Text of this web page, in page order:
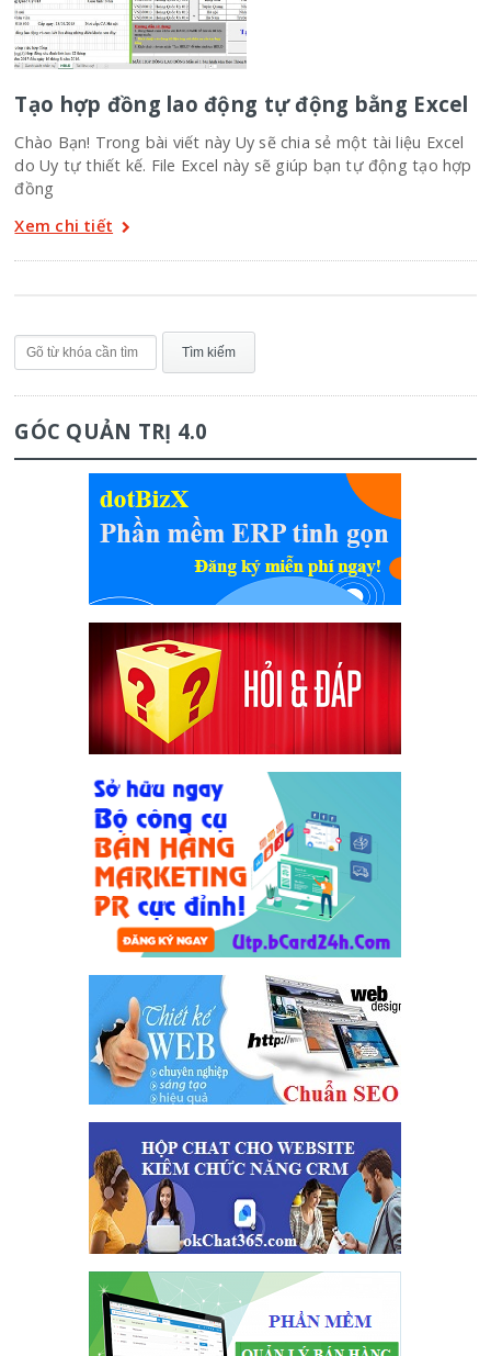
Tạo hợp đồng lao động tự động bằng Excel
Chào Bạn! Trong bài viết này Uy sẽ chia sẻ một tài liệu Excel
do Uy tự thiết kế. File Excel này sẽ giúp bạn tự động tạo hợp
đồng
Xem chi tiết
GÓC QUẢN TRỊ 4.0